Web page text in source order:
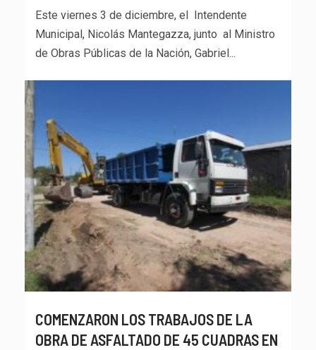
Este viernes 3 de diciembre, el Intendente
Municipal, Nicolás Mantegazza, junto al Ministro
de Obras Públicas de la Nación, Gabriel...
COMENZARON LOS TRABAJOS DE LA
OBRA DE ASFALTADO DE 45 CUADRAS EN